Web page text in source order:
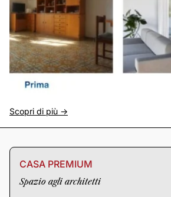
Scopri di più ->
CASA PREMIUM
Spazio agli architetti